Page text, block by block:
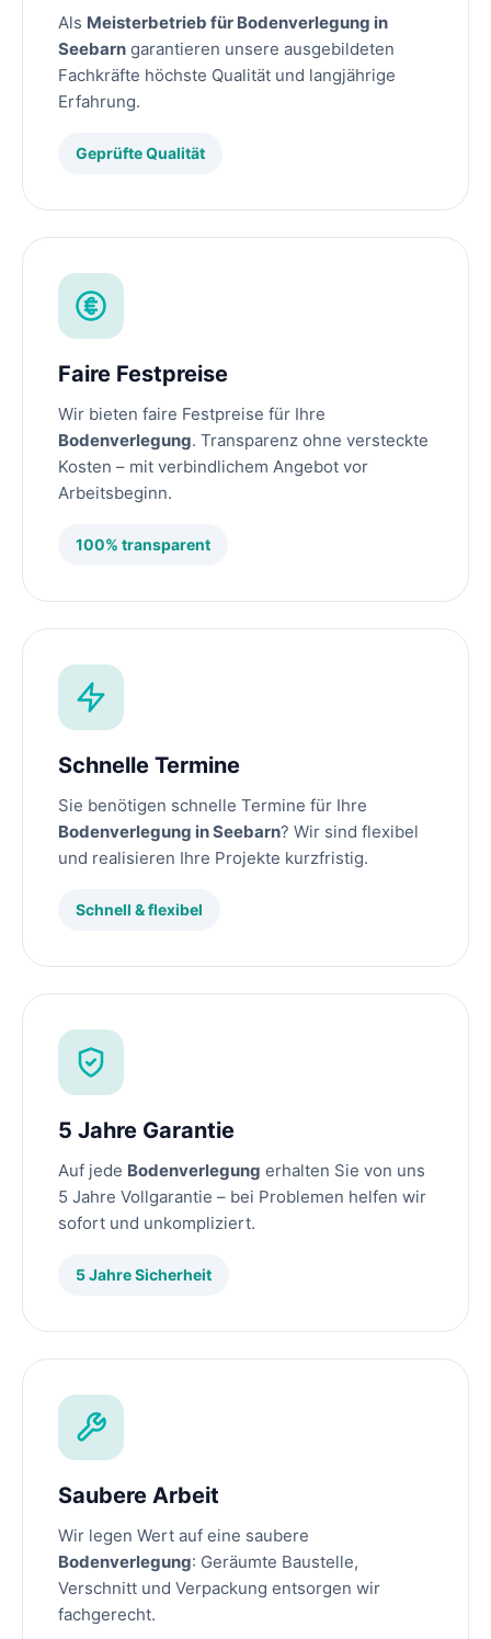
Als Meisterbetrieb für Bodenverlegung in
Seebarn garantieren unsere ausgebildeten
Fachkräfte höchste Qualität und langjährige
Erfahrung.
Geprüfte Qualität
Faire Festpreise
Wir bieten faire Festpreise für Ihre
Bodenverlegung. Transparenz ohne versteckte
Kosten – mit verbindlichem Angebot vor
Arbeitsbeginn.
100% transparent
Schnelle Termine
Sie benötigen schnelle Termine für Ihre
Bodenverlegung in Seebarn? Wir sind flexibel
und realisieren Ihre Projekte kurzfristig.
Schnell & flexibel
5 Jahre Garantie
Auf jede Bodenverlegung erhalten Sie von uns
5 Jahre Vollgarantie – bei Problemen helfen wir
sofort und unkompliziert.
5 Jahre Sicherheit
Saubere Arbeit
Wir legen Wert auf eine saubere
Bodenverlegung: Geräumte Baustelle,
Verschnitt und Verpackung entsorgen wir
fachgerecht.